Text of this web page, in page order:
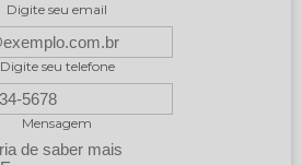
Digite seu email
Digite seu telefone
Mensagem